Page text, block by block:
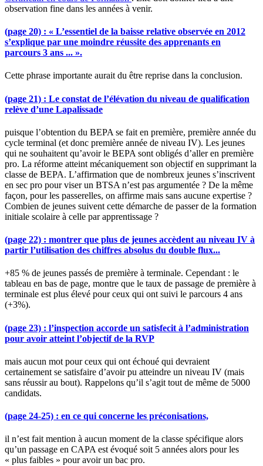
observation fine dans les années à venir.
(page 20) : « L’essentiel de la baisse relative observée en 2012
s’explique par une moindre réussite des apprenants en
parcours 3 ans ... ».
Cette phrase importante aurait du être reprise dans la conclusion.
(page 21) : Le constat de l’élévation du niveau de qualification
relève d’une Lapalissade
puisque l’obtention du BEPA se fait en première, première année du
cycle terminal (et donc première année de niveau IV). Les jeunes
qui ne souhaitent qu’avoir le BEPA sont obligés d’aller en première
pro. La réforme atteint mécaniquement son objectif en supprimant la
classe de BEPA. L’affirmation que de nombreux jeunes s’inscrivent
en sec pro pour viser un BTSA n’est pas argumentée ? De la même
façon, pour les passerelles, on affirme mais sans aucune expertise ?
Combien de jeunes suivent cette démarche de passer de la formation
initiale scolaire à celle par apprentissage ?
(page 22) : montrer que plus de jeunes accèdent au niveau IV à
partir l’utilisation des chiffres absolus du double flux...
+85 % de jeunes passés de première à terminale. Cependant : le
tableau en bas de page, montre que le taux de passage de première à
terminale est plus élevé pour ceux qui ont suivi le parcours 4 ans
(+3%).
(page 23) : l’inspection accorde un satisfecit à l’administration
pour avoir atteint l’objectif de la RVP
mais aucun mot pour ceux qui ont échoué qui devraient
certainement se satisfaire d’avoir pu atteindre un niveau IV (mais
sans réussir au bout). Rappelons qu’il s’agit tout de même de 5000
candidats.
(page 24-25) : en ce qui concerne les préconisations,
il n’est fait mention à aucun moment de la classe spécifique alors
qu’un passage en CAPA est évoqué soit 5 années alors pour les
« plus faibles » pour avoir un bac pro.